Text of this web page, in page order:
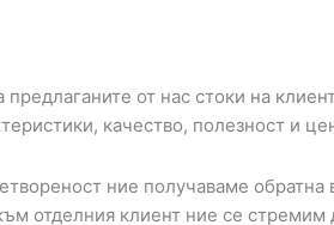
от нас стоки на
качество, полезност и
ние получаваме обратна
отделния клиент ние се